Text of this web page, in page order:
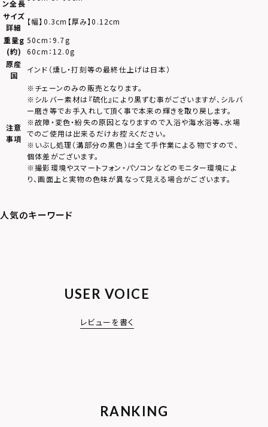
ン全長
サイズ
詳細
【幅】0.3cm【厚み】0.12cm
重量g
(約)
50cm：9.7g
60cm：12.0g
原産
国
インド（燻し・打刻等の最終仕上げは日本）
注意
事項
※チェーンのみの販売となります。
※シルバー素材は『硫化』により黒ずむ事がございますが、シルバ
ー磨き等でお手入れして頂く事で本来の輝きを取り戻します。
※故障・変色・紛失の原因となりますので入浴や海水浴等、水場
でのご使用は出来るだけお控えください。
※いぶし処理（溝部分の黒色）は全て手作業による物ですので、
個体差がございます。
※撮影環境やスマートフォン・パソコンなどのモニター環境によ
り、画面上と実物の色味が異なって見える場合がございます。
USER VOICE
レビューを書く
RANKING